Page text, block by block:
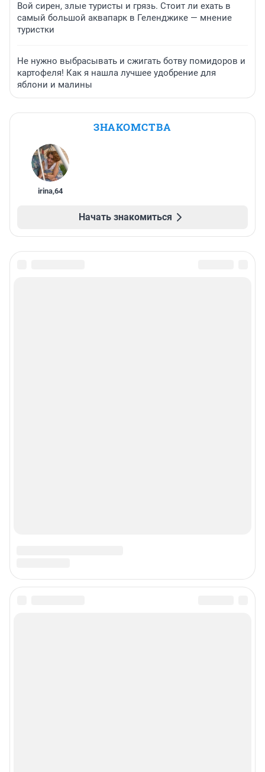
Вой сирен, злые туристы и грязь. Стоит ли ехать в
самый большой аквапарк в Геленджике — мнение
туристки
Не нужно выбрасывать и сжигать ботву помидоров и
картофеля! Как я нашла лучшее удобрение для
яблони и малины
ЗНАКОМСТВА
irina,64
Начать знакомиться